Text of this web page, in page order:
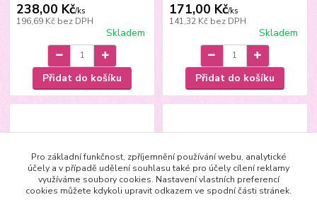
238,00 Kč/ks
196,69 Kč bez DPH
Skladem
Přidat do košíku
171,00 Kč/ks
141,32 Kč bez DPH
Skladem
Přidat do košíku
Pro základní funkčnost, zpříjemnění používání webu, analytické
účely a v případě udělení souhlasu také pro účely cílení reklamy
využíváme soubory cookies. Nastavení vlastních preferencí
cookies můžete kdykoli upravit odkazem ve spodní části stránek.